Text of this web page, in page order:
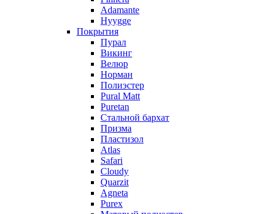
Adamante
Hyygge
Покрытия
Пурал
Викинг
Велюр
Норман
Полиэстер
Pural Matt
Puretan
Стальной бархат
Призма
Пластизол
Atlas
Safari
Cloudy
Quarzit
Agneta
Purex